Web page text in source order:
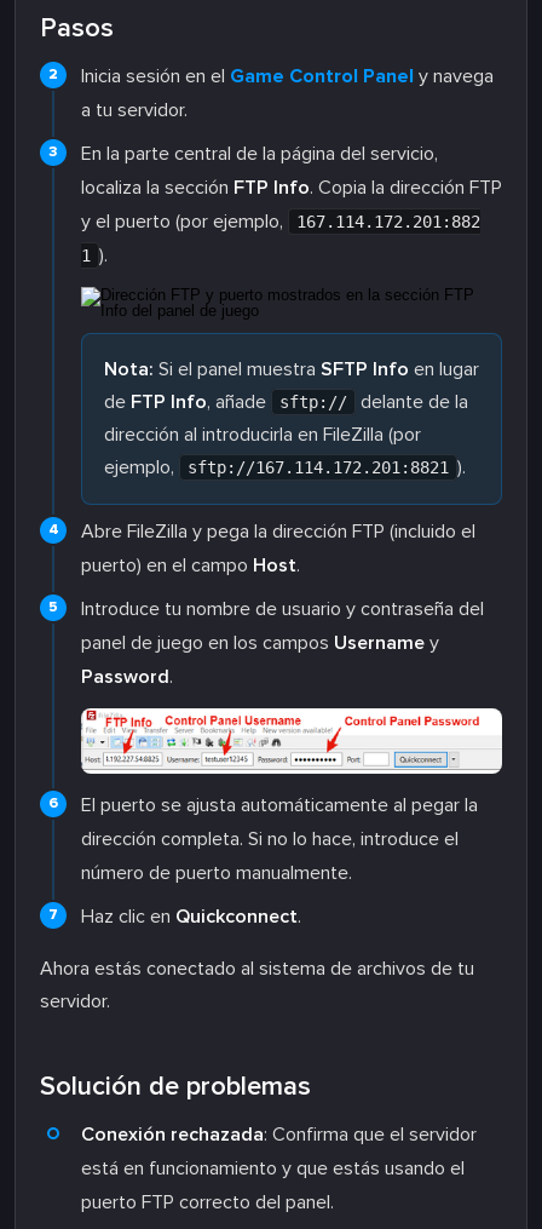
Pasos
Inicia sesión en el Game Control Panel y navega
a tu servidor.
En la parte central de la página del servicio,
localiza la sección FTP Info. Copia la dirección FTP
y el puerto (por ejemplo,
167.114.172.201:882
1 ).
Nota: Si el panel muestra SFTP Info en lugar
de FTP Info, añade sftp://
delante de la
dirección al introducirla en FileZilla (por
ejemplo,
sftp://167.114.172.201:8821 ).
Abre FileZilla y pega la dirección FTP (incluido el
puerto) en el campo Host.
Introduce tu nombre de usuario y contraseña del
panel de juego en los campos Username y
Password.
El puerto se ajusta automáticamente al pegar la
dirección completa. Si no lo hace, introduce el
número de puerto manualmente.
Haz clic en Quickconnect.
Ahora estás conectado al sistema de archivos de tu
servidor.
Solución de problemas
Conexión rechazada: Confirma que el servidor
está en funcionamiento y que estás usando el
puerto FTP correcto del panel.